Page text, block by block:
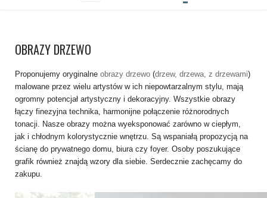
OBRAZY DRZEWO
Proponujemy oryginalne obrazy drzewo (drzew, drzewa, z drzewami)
malowane przez wielu artystów w ich niepowtarzalnym stylu, mają
ogromny potencjał artystyczny i dekoracyjny. Wszystkie obrazy
łączy finezyjna technika, harmonijne połączenie różnorodnych
tonacji. Nasze obrazy można wyeksponować zarówno w ciepłym,
jak i chłodnym kolorystycznie wnętrzu. Są wspaniałą propozycją na
ścianę do prywatnego domu, biura czy foyer. Osoby poszukujące
grafik również znajdą wzory dla siebie. Serdecznie zachęcamy do
zakupu.